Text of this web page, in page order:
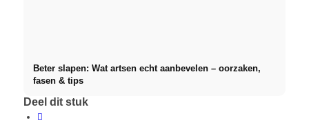
Beter slapen: Wat artsen echt aanbevelen – oorzaken,
fasen & tips
Deel dit stuk